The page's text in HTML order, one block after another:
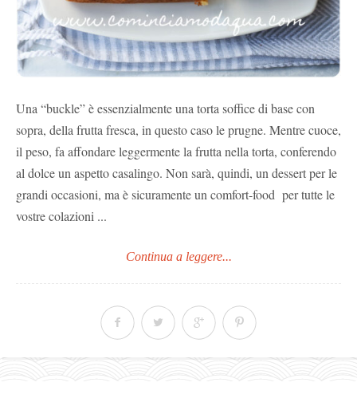
Una “buckle” è essenzialmente una torta soffice di base con
sopra, della frutta fresca, in questo caso le prugne. Mentre cuoce,
il peso, fa affondare leggermente la frutta nella torta, conferendo
al dolce un aspetto casalingo. Non sarà, quindi, un dessert per le
grandi occasioni, ma è sicuramente un comfort-food per tutte le
vostre colazioni ...
Continua a leggere...